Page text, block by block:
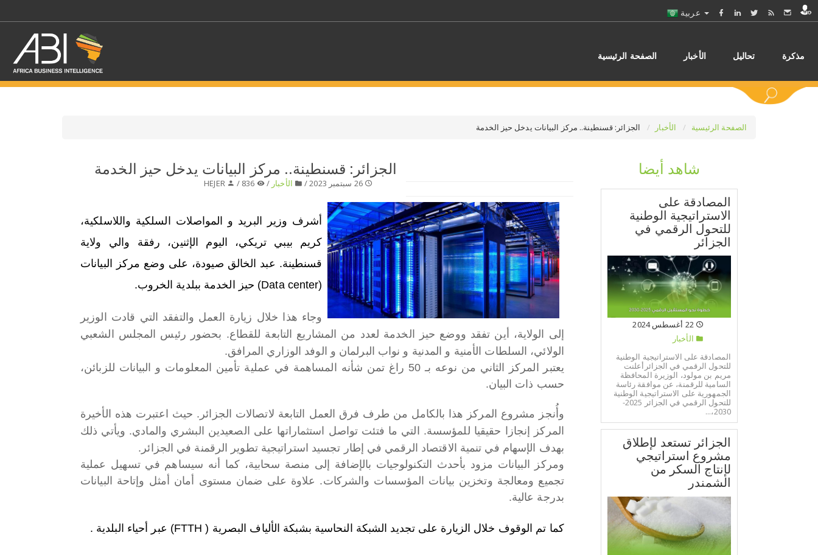
الصفحة الرئيسية الأخبار تحاليل مذكرة
اختر قطاع / القطاعات
حدد الفرع
الصفحة الرئيسية الأخبار الجزائر: قسنطينة.. مركز البيانات يدخل حيز الخدمة
الجزائر: قسنطينة.. مركز البيانات يدخل حيز الخدمة
26 سبتمبر 2023 / الأخبار /
أشرف وزير البريد و المواصلات السلكية واللاسلكية،
كريم بيبي تريكي، اليوم الإثنين، رفقة والي ولاية
قسنطينة. عبد الخالق صيودة، على وضع مركز البيانات
(Data center) حيز الخدمة ببلدية الخروب.
وجاء هذا خلال زيارة العمل والتفقد التي قادت الوزير
إلى الولاية، أين تفقد ووضع حيز الخدمة لعدد من المشاريع التابعة للقطاع. بحضور رئيس المجلس الشعبي
الولائي، السلطات الأمنية و المدنية و نواب البرلمان و الوفد الوزاري المرافق.
يعتبر المركز الثاني من نوعه بـ 50 راغ تمن شأنه المساهمة في عملية تأمين المعلومات و البيانات للزبائن،
حسب ذات البيان.
وأُنجز مشروع المركز هذا بالكامل من طرف فرق العمل التابعة لاتصالات الجزائر. حيث اعتبرت هذه الأخيرة
المركز إنجازا حقيقيا للمؤسسة. التي ما فتئت تواصل استثماراتها على الصعيدين البشري والمادي. ويأتي ذلك
بهدف الإسهام في تنمية الاقتصاد الرقمي في إطار تجسيد استراتيجية تطوير الرقمنة في الجزائر.
ومركز البيانات مزود بأحدث التكنولوجيات بالإضافة إلى منصة سحابية، كما أنه سيساهم في تسهيل عملية
تجميع ومعالجة وتخزين بيانات المؤسسات والشركات. علاوة على ضمان مستوى أمان أمثل وإتاحة البيانات
بدرجة عالية.
كما تم الوقوف خلال الزيارة على تجديد الشبكة النحاسية بشبكة الألياف البصرية ( FTTH) عبر أحياء البلدية .
شاهد أيضا
المصادقة على
الاستراتيجية الوطنية
للتحول الرقمي في
الجزائر
22 أغسطس 2024
الأخبار
المصادقة على الاستراتيجية الوطنية
للتحول الرقمي في الجزائرأعلنت
مريم بن مولود، الوزيرة المحافظة
السامية للرقمنة، عن موافقة رئاسة
الجمهورية على الاستراتيجية الوطنية
للتحول الرقمي في الجزائر 2025-
2030،...
الجزائر تستعد لإطلاق
مشروع استراتيجي
لإنتاج السكر من
الشمندر